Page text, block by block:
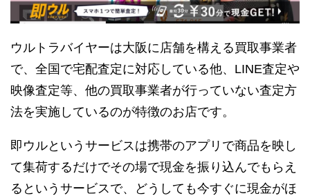
ウルトラバイヤーは大阪に店舗を構える買取事業者
で、全国で宅配査定に対応している他、LINE査定や
映像査定等、他の買取事業者が行っていない査定方
法を実施しているのが特徴のお店です。
即ウルというサービスは携帯のアプリで商品を映し
て集荷するだけでその場で現金を振り込んでもらえ
るというサービスで、どうしても今すぐに現金がほ